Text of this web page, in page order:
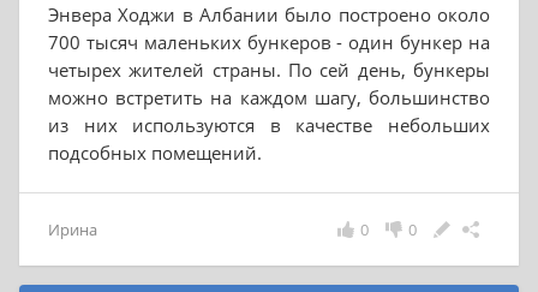
Энвера Ходжи в Албании было построено около
700 тысяч маленьких бункеров - один бункер на
четырех жителей страны. По сей день, бункеры
можно встретить на каждом шагу, большинство
из них используются в качестве небольших
подсобных помещений.
Ирина 0
0